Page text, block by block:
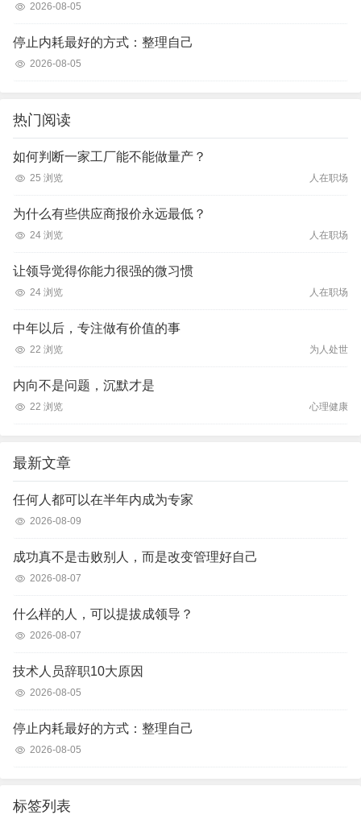
2026-08-05
停止内耗最好的方式：整理自己
2026-08-05
热门阅读
如何判断一家工厂能不能做量产？
25 浏览 人在职场
为什么有些供应商报价永远最低？
24 浏览 人在职场
让领导觉得你能力很强的微习惯
24 浏览 人在职场
中年以后，专注做有价值的事
22 浏览 为人处世
内向不是问题，沉默才是
22 浏览 心理健康
最新文章
任何人都可以在半年内成为专家
2026-08-09
成功真不是击败别人，而是改变管理好自己
2026-08-07
什么样的人，可以提拔成领导？
2026-08-07
技术人员辞职10大原因
2026-08-05
停止内耗最好的方式：整理自己
2026-08-05
标签列表